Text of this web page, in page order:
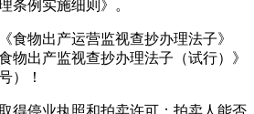
条例实施细则》。
物出产运营监视查抄办理法子》
物出产监视查抄办理法子（试行）》
）！
停业执照和拍卖许可；拍卖人能否